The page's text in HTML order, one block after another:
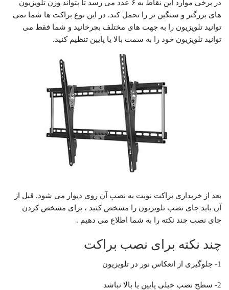
در برخی موارد این نقاط به ۶ عدد می رسد تا بتواند وزن تلویزیون
های بزرگتر و سنگین تر را تحمل کند. در این نوع براکت ها شما نمی
توانید تلویزیون را به جهت های مختلف بچرخانید و شما فقط می
توانید تلویزیون خود را به سمت بالا یا پایین تنظیم کنید.
بعد از خریداری براکت نوبت به نصب آن روی دیوار می شود. قبل از
آن باید جای نصب تلویزیون را مشخص کنید ، برای مشخص کردن
جای نصب چند نکته را به شما اطلاع می دهیم .
چند نکته برای نصب براکت
1- جلوگیری از انعکاس نور در تلویزیون
2- سطح نصب خیلی پایین یا بالا نباشد